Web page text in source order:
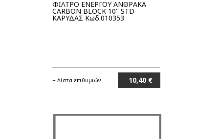
ΦΙΛΤΡΟ ΕΝΕΡΓΟΥ ΑΝΘΡΑΚΑ
CARBON BLOCK 10'' STD
ΚΑΡΥΔΑΣ Κωδ.010353
+ Λίστα επιθυμιών 10,40 €